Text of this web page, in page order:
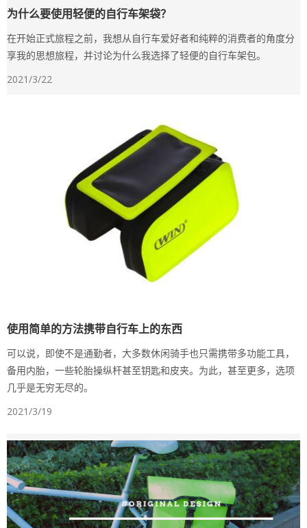
为什么要使用轻便的自行车架袋？
在开始正式旅程之前，我想从自行车爱好者和纯粹的消费者的角度分
享我的思想旅程，并讨论为什么我选择了轻便的自行车架包。
2021/3/22
使用简单的方法携带自行车上的东西
可以说，即使不是通勤者，大多数休闲骑手也只需携带多功能工具，
备用内胎，一些轮胎操纵杆甚至钥匙和皮夹。为此，甚至更多，选项
几乎是无穷无尽的。
2021/3/19